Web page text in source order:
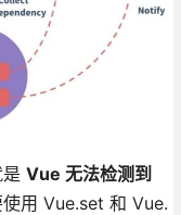
Vue 无法检测到
用 Vue.set 和 Vue.